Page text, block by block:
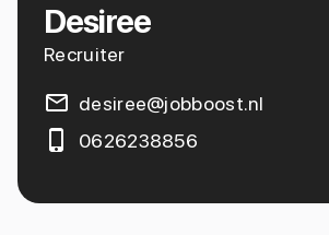
Desiree
Recruiter
desiree@jobboost.nl
0626238856